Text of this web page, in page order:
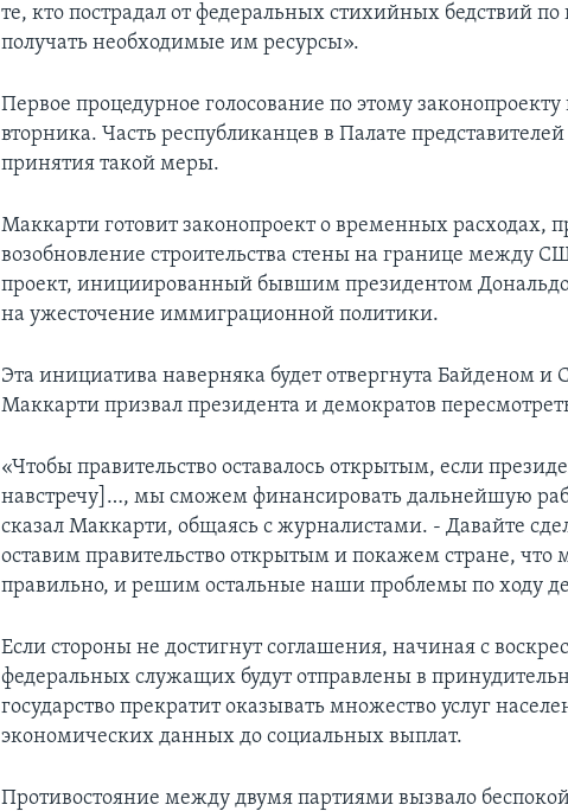
те, кто пострадал от федеральных стихийных бедствий по
получать необходимые им ресурсы».
Первое процедурное голосование по этому
вторника. Часть республиканцев в Палате
принятия такой меры.
Маккарти готовит законопроект о временных расходах,
возобновление строительства стены на границе между
проект, инициированный бывшим президентом
на ужесточение иммиграционной политики.
Эта инициатива наверняка будет отвергнута Байденом и
Маккарти призвал президента и демократов
«Чтобы правительство оставалось открытым, если
навстречу]…, мы сможем финансировать дальнейшую
сказал Маккарти, общаясь с журналистами. - Давайте
оставим правительство открытым и покажем стране, что
правильно, и решим остальные наши проблемы по ходу
Если стороны не достигнут соглашения, начиная с
федеральных служащих будут отправлены в
государство прекратит оказывать множество услуг
экономических данных до социальных выплат.
Противостояние между двумя партиями вызвало